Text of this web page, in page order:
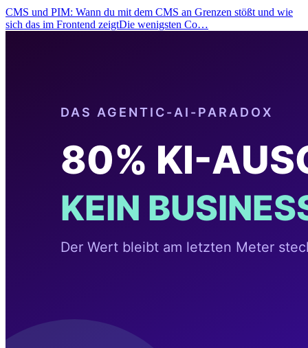
CMS und PIM: Wann du mit dem CMS an Grenzen stößt und wie
sich das im Frontend zeigtDie wenigsten Co…